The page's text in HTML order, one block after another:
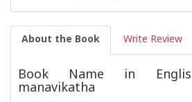
About the Book Write Review
Book Name in
manavikatha